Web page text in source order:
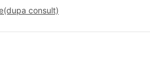
consult)